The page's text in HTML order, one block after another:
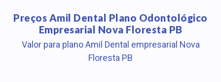
Preços Amil Dental Plano Odontológico
Empresarial Nova Floresta PB
Valor para plano Amil Dental empresarial Nova
Floresta PB